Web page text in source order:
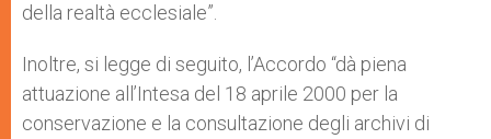
della realtà ecclesiale”.
Inoltre, si legge di seguito, l’Accordo “dà piena
attuazione all’Intesa del 18 aprile 2000 per la
conservazione e la consultazione degli archivi di